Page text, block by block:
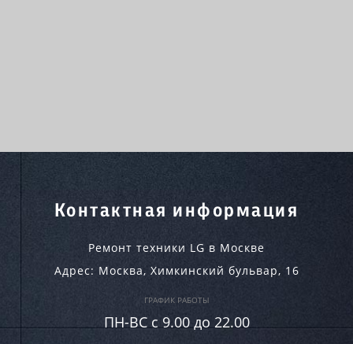
Контактная информация
Ремонт техники LG в Москве
Адрес: Москва, Химкинский бульвар, 16
ГРАФИК РАБОТЫ
ПН-ВC c 9.00 до 22.00